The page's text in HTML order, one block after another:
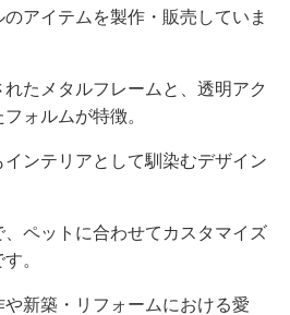
アイテムを製作・販売していま
たメタルフレームと、透明アク
ォルムが特徴。
ンテリアとして馴染むデザイン
ペットに合わせてカスタマイズ
。
新築・リフォームにおける愛